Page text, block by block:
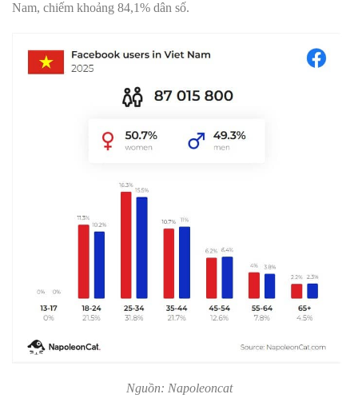
Nam, chiếm khoảng 84,1% dân số.
Nguồn: Napoleoncat